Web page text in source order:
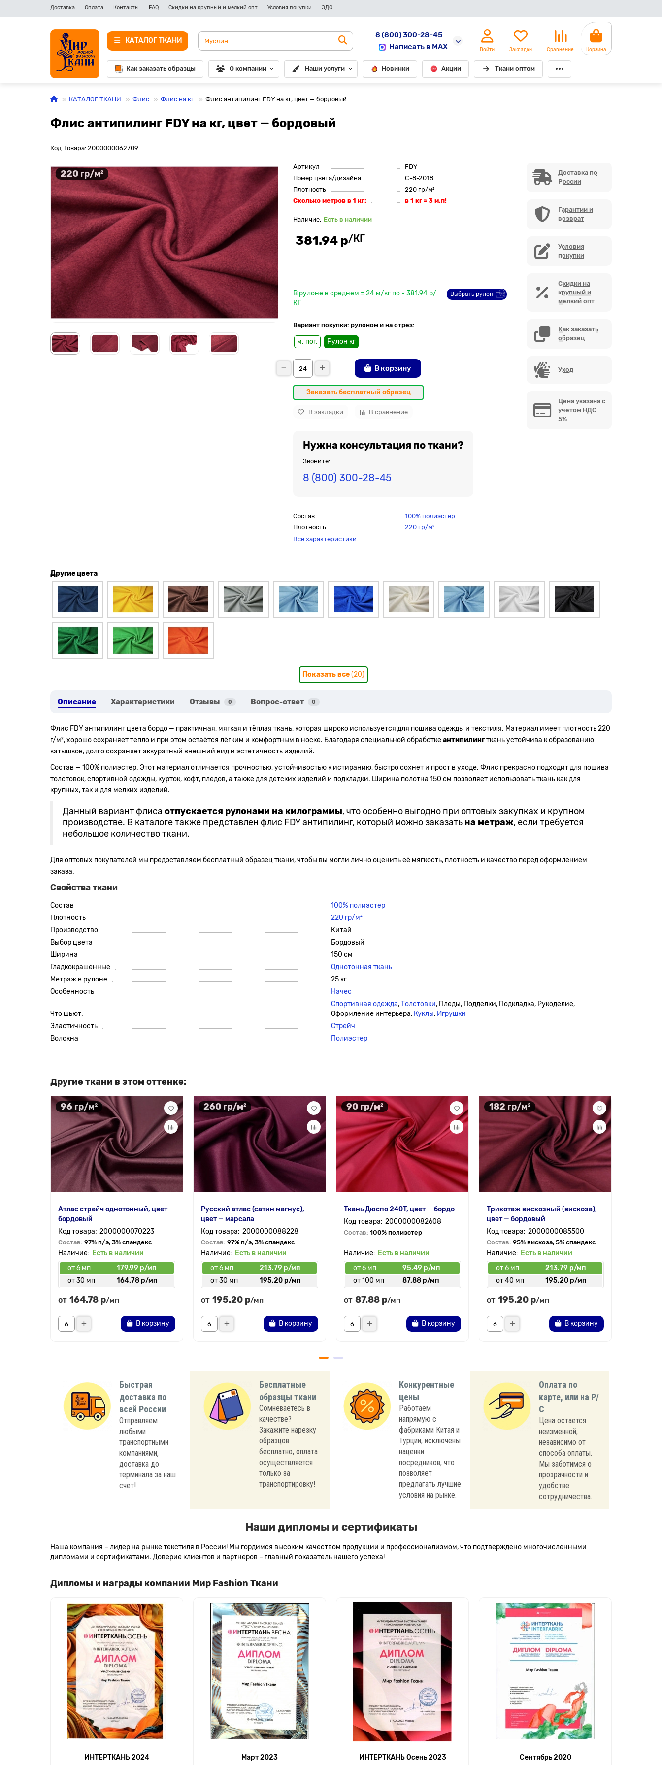
Доставка Оплата Контакты FAQ Скидки на крупный и мелкий опт Условия покупки ЭДО
КАТАЛОГ ТКАНИ
8 (800) 300-28-45
Написать в MAX
Войти Закладки Сравнение Корзина
Как заказать образцы О компании Наши услуги Новинки Акции Ткани оптом
КАТАЛОГ ТКАНИ Флис Флис на кг Флис антипилинг FDY на кг, цвет — бордовый
Флис антипилинг FDY на кг, цвет — бордовый
Код Товара: 2000000062709
220 гр/м²
Артикул
FDY
Номер цвета/дизайна
C-8-2018
Плотность
220 гр/м²
Сколько метров в 1 кг:
в 1 кг ≈ 3 м.п!
Есть в наличии
381.94 р/КГ
В рулоне в среднем = 24 м/кг по - 381.94 р/
КГ
Выбрать рулон
Вариант покупки: рулоном и на отрез:
м. пог. Рулон кг
В корзину
Заказать бесплатный образец
В закладки В сравнение
Нужна консультация по ткани?
Звоните:
8 (800) 300-28-45
Состав
100% полиэстер
Плотность
220 гр/м²
Все характеристики
Доставка по
России
Гарантии и
возврат
Условия
покупки
Скидки на
крупный и
мелкий опт
Как заказать
образец
Уход
Цена указана с
учетом НДС
5%
Другие цвета
Показать все(20)
Описание Характеристики Отзывы 0 Вопрос-ответ 0
Флис FDY антипилинг цвета бордо — практичная, мягкая и тёплая ткань, которая широко используется для пошива одежды и текстиля. Материал имеет плотность 220
г/м², хорошо сохраняет тепло и при этом остаётся лёгким и комфортным в носке. Благодаря специальной обработкеантипилингткань устойчива к образованию
катышков, долго сохраняет аккуратный внешний вид и эстетичность изделий.
Состав — 100% полиэстер. Этот материал отличается прочностью, устойчивостью к истиранию, быстро сохнет и прост в уходе. Флис прекрасно подходит для пошива
толстовок, спортивной одежды, курток, кофт, пледов, а также для детских изделий и подкладки. Ширина полотна 150 см позволяет использовать ткань как для
крупных, так и для мелких изделий.
Данный вариант флиса отпускается рулонами на килограммы, что особенно выгодно при оптовых закупках и крупном
производстве. В каталоге также представлен флис FDY антипилинг, который можно заказать на метраж, если требуется
небольшое количество ткани.
Для оптовых покупателей мы предоставляем бесплатный образец ткани, чтобы вы могли лично оценить её мягкость, плотность и качество перед оформлением
заказа.
Свойства ткани
Состав
100% полиэстер
Плотность
220 гр/м²
Производство
Китай
Выбор цвета
Бордовый
Ширина
150 см
Гладкокрашенные
Однотонная ткань
Метраж в рулоне
25 кг
Особенность
Начес
Что шьют:
Спортивная одежда,Толстовки, Пледы, Подделки, Подкладка, Рукоделие,
Оформление интерьера, Куклы, Игрушки
Эластичность
Стрейч
Волокна
Полиэстер
Другие ткани в этом оттенке:
96 гр/м²
Атлас стрейч однотонный, цвет —
бордовый
2000000070223
Состав: 97% п/э, 3% спандекс
Есть в наличии
от 6 мп
179.99 р/мп
от 30 мп
164.78 р/мп
от 164.78 р/мп
В корзину
260 гр/м²
Русский атлас (сатин магнус),
цвет — марсала
2000000088228
Состав: 97% п/э, 3% спандекс
Есть в наличии
от 6 мп
213.79 р/мп
от 30 мп
195.20 р/мп
от 195.20 р/мп
В корзину
90 гр/м²
Ткань Дюспо 240T, цвет — бордо
2000000082608
Состав: 100% полиэстер
Есть в наличии
от 6 мп
95.49 р/мп
от 100 мп
87.88 р/мп
от 87.88 р/мп
В корзину
182 гр/м²
Трикотаж вискозный (вискоза),
цвет — бордовый
2000000085500
Состав: 95% вискоза, 5% спандекс
Есть в наличии
от 6 мп
213.79 р/мп
от 40 мп
195.20 р/мп
от 195.20 р/мп
В корзину
Быстрая
доставка по
всей России
Отправляем
любыми
транспортными
компаниями,
доставка до
терминала за наш
счет!
Бесплатные
образцы ткани
Сомневаетесь в
качестве?
Закажите нарезку
образцов
бесплатно, оплата
осуществляется
только за
транспортировку!
Конкурентные
цены
Работаем
напрямую с
фабриками Китая и
Турции, исключены
наценки
посредников, что
позволяет
предлагать лучшие
условия на рынке.
Оплата по
карте, или на Р/
С
Цена остается
неизменной,
независимо от
способа оплаты.
Мы заботимся о
прозрачности и
удобстве
сотрудничества.
Наши дипломы и сертификаты
Наша компания – лидер на рынке текстиля в России! Мы гордимся высоким качеством продукции и профессионализмом, что подтверждено многочисленными
дипломами и сертификатами. Доверие клиентов и партнеров – главный показатель нашего успеха!
Дипломы и награды компании Мир Fashion Ткани
ИНТЕРТКАНЬ 2024 Март 2023 ИНТЕРТКАНЬ Осень 2023 Сентябрь 2020